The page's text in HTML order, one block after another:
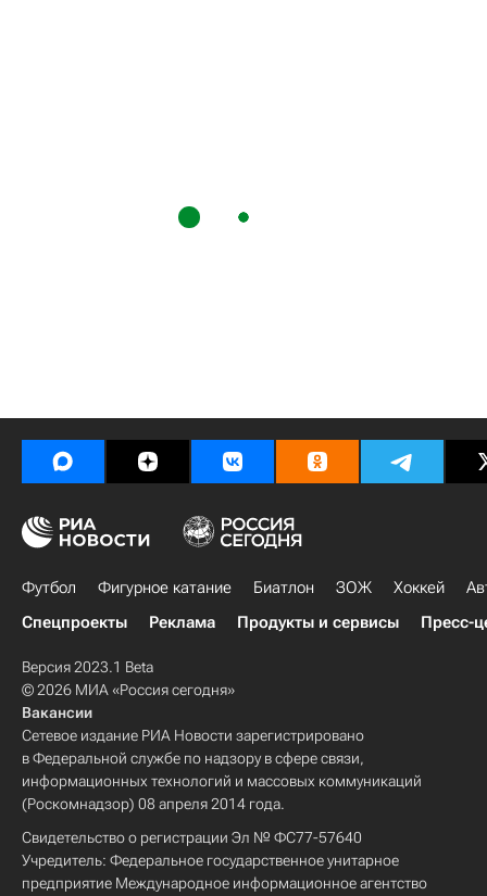
Футбол Фигурное катание Биатлон ЗОЖ Хоккей
Спецпроекты
Реклама Продукты и сервисы Пресс-
Версия 2023.1 Beta
© 2026 МИА «Россия сегодня»
Вакансии
Сетевое издание РИА Новости зарегистрировано
в Федеральной службе по надзору в сфере связи,
информационных технологий и массовых коммуникаций
(Роскомнадзор) 08 апреля 2014 года.
Свидетельство о регистрации Эл № ФС77-57640
Учредитель: Федеральное государственное унитарное
предприятие Международное информационное агентство